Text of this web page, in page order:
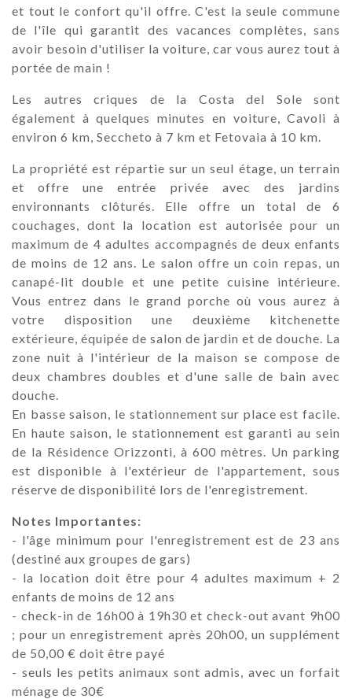
et tout le confort qu'il offre. C'est la seule commune
de l'île qui garantit des vacances complètes, sans
avoir besoin d'utiliser la voiture, car vous aurez tout à
portée de main !
Les autres criques de la Costa del Sole sont
également à quelques minutes en voiture, Cavoli à
environ 6 km, Seccheto à 7 km et Fetovaia à 10 km.
La propriété est répartie sur un seul étage, un terrain
et offre une entrée privée avec des jardins
environnants clôturés. Elle offre un total de 6
couchages, dont la location est autorisée pour un
maximum de 4 adultes accompagnés de deux enfants
de moins de 12 ans. Le salon offre un coin repas, un
canapé-lit double et une petite cuisine intérieure.
Vous entrez dans le grand porche où vous aurez à
votre disposition une deuxième kitchenette
extérieure, équipée de salon de jardin et de douche. La
zone nuit à l'intérieur de la maison se compose de
deux chambres doubles et d'une salle de bain avec
douche.
En basse saison, le stationnement sur place est facile.
En haute saison, le stationnement est garanti au sein
de la Résidence Orizzonti, à 600 mètres. Un parking
est disponible à l'extérieur de l'appartement, sous
réserve de disponibilité lors de l'enregistrement.
Notes Importantes:
- l'âge minimum pour l'enregistrement est de 23 ans
(destiné aux groupes de gars)
- la location doit être pour 4 adultes maximum + 2
enfants de moins de 12 ans
- check-in de 16h00 à 19h30 et check-out avant 9h00
; pour un enregistrement après 20h00, un supplément
de 50,00 € doit être payé
- seuls les petits animaux sont admis, avec un forfait
ménage de 30€